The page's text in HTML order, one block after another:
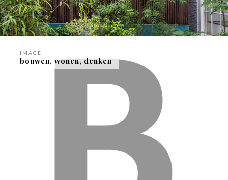
IMAGE
bouwen, wonen, denken